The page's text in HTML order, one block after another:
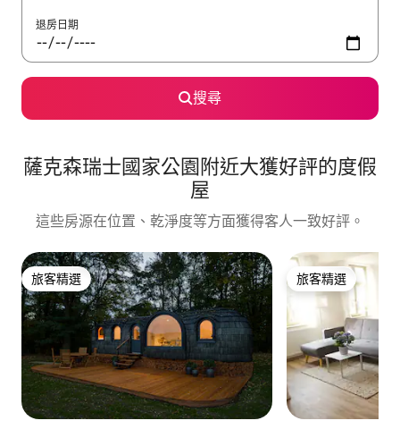
退房日期
搜尋
薩克森瑞士國家公園附近大獲好評的度假
屋
這些房源在位置、乾淨度等方面獲得客人一致好評。
旅客精選
旅客精選 旅客精選
旅客精選